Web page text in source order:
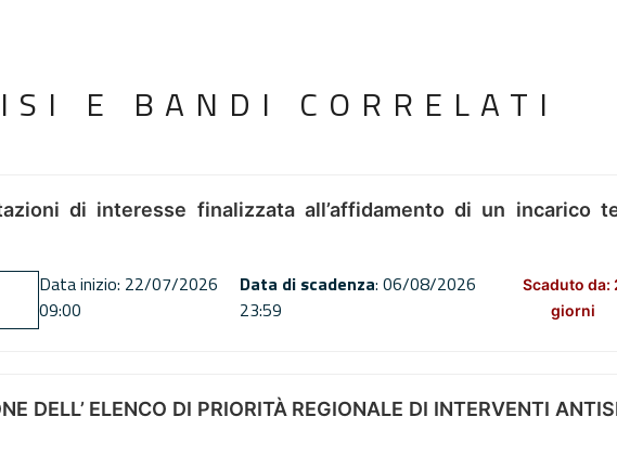
E BANDI CORRELATI
di interesse finalizzata all’affidamento di un incarico
Data inizio: 22/07/2026
09:00
Data di scadenza: 06/08/2026
23:59
Scaduto da:
giorni
DELL’ ELENCO DI PRIORITÀ REGIONALE DI INTERVENTI